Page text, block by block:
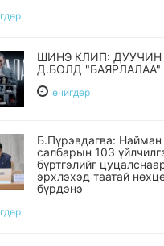
ШИНЭ КЛИП: ДУУЧИН
Д.БОЛД "БАЯРЛАЛАА"
өчигдѳр
Б.Пүрэвдагва: Найман
салбарын 103
бүртгэлийг
эрхлэхэд таатай
бүрдэнэ